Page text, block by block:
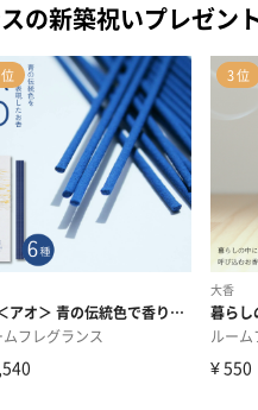
の新築祝いプレゼン